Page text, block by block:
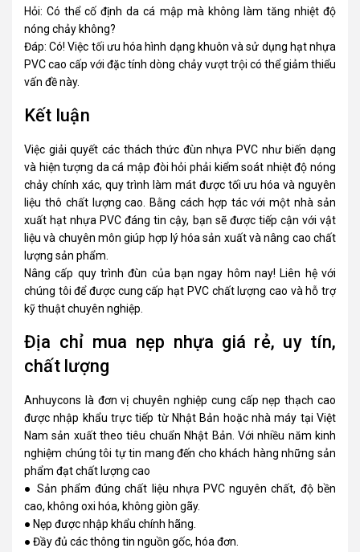
Hỏi: Có thể cố định da cá mập mà không làm tăng nhiệt độ
nóng chảy không?
Đáp: Có! Việc tối ưu hóa hình dạng khuôn và sử dụng hạt nhựa
PVC cao cấp với đặc tính dòng chảy vượt trội có thể giảm thiểu
vấn đề này.
Kết luận
Việc giải quyết các thách thức đùn nhựa PVC như biến dạng
và hiện tượng da cá mập đòi hỏi phải kiểm soát nhiệt độ nóng
chảy chính xác, quy trình làm mát được tối ưu hóa và nguyên
liệu thô chất lượng cao. Bằng cách hợp tác với một nhà sản
xuất hạt nhựa PVC đáng tin cậy, bạn sẽ được tiếp cận với vật
liệu và chuyên môn giúp hợp lý hóa sản xuất và nâng cao chất
lượng sản phẩm.
Nâng cấp quy trình đùn của bạn ngay hôm nay! Liên hệ với
chúng tôi để được cung cấp hạt PVC chất lượng cao và hỗ trợ
kỹ thuật chuyên nghiệp.
Địa chỉ mua nẹp nhựa giá rẻ, uy tín,
chất lượng
Anhuycons là đơn vị chuyên nghiệp cung cấp nẹp thạch cao
được nhập khẩu trực tiếp từ Nhật Bản hoặc nhà máy tại Việt
Nam sản xuất theo tiêu chuẩn Nhật Bản. Với nhiều năm kinh
nghiệm chúng tôi tự tin mang đến cho khách hàng những sản
phẩm đạt chất lượng cao
● Sản phẩm đúng chất liệu nhựa PVC nguyên chất, độ bền
cao, không oxi hóa, không giòn gãy.
● Nẹp được nhập khẩu chính hãng.
● Đầy đủ các thông tin nguồn gốc, hóa đơn.